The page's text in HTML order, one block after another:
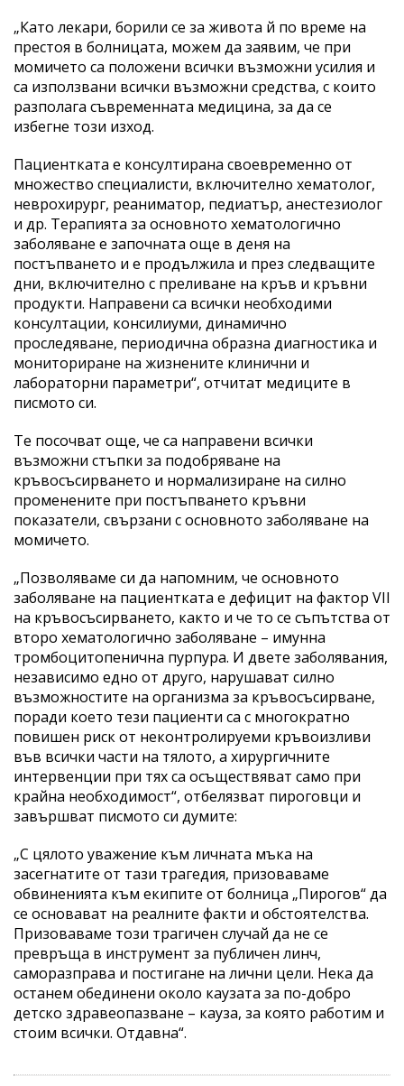
„Като лекари, борили се за живота й по време на
престоя в болницата, можем да заявим, че при
момичето са положени всички възможни усилия и
са използвани всички възможни средства, с които
разполага съвременната медицина, за да се
избегне този изход.
Пациентката е консултирана своевременно от
множество специалисти, включително хематолог,
неврохирург, реаниматор, педиатър, анестезиолог
и др. Терапията за основното хематологично
заболяване е започната още в деня на
постъпването и е продължила и през следващите
дни, включително с преливане на кръв и кръвни
продукти. Направени са всички необходими
консултации, консилиуми, динамично
проследяване, периодична образна диагностика и
мониториране на жизнените клинични и
лабораторни параметри“, отчитат медиците в
писмото си.
Те посочват още, че са направени всички
възможни стъпки за подобряване на
кръвосъсирването и нормализиране на силно
променените при постъпването кръвни
показатели, свързани с основното заболяване на
момичето.
„Позволяваме си да напомним, че основното
заболяване на пациентката е дефицит на фактор VII
на кръвосъсирването, както и че то се съпътства от
второ хематологично заболяване – имунна
тромбоцитопенична пурпура. И двете заболявания,
независимо едно от друго, нарушават силно
възможностите на организма за кръвосъсирване,
поради което тези пациенти са с многократно
повишен риск от неконтролируеми кръвоизливи
във всички части на тялото, а хирургичните
интервенции при тях са осъществяват само при
крайна необходимост“, отбелязват пироговци и
завършват писмото си думите:
„С цялото уважение към личната мъка на
засегнатите от тази трагедия, призоваваме
обвиненията към екипите от болница „Пирогов“ да
се основават на реалните факти и обстоятелства.
Призоваваме този трагичен случай да не се
превръща в инструмент за публичен линч,
саморазправа и постигане на лични цели. Нека да
останем обединени около каузата за по-добро
детско здравеопазване – кауза, за която работим и
стоим всички. Отдавна“.